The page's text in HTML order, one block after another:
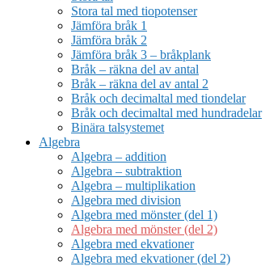
Stora tal med tiopotenser
Jämföra bråk 1
Jämföra bråk 2
Jämföra bråk 3 – bråkplank
Bråk – räkna del av antal
Bråk – räkna del av antal 2
Bråk och decimaltal med tiondelar
Bråk och decimaltal med hundradelar
Binära talsystemet
Algebra
Algebra – addition
Algebra – subtraktion
Algebra – multiplikation
Algebra med division
Algebra med mönster (del 1)
Algebra med mönster (del 2)
Algebra med ekvationer
Algebra med ekvationer (del 2)